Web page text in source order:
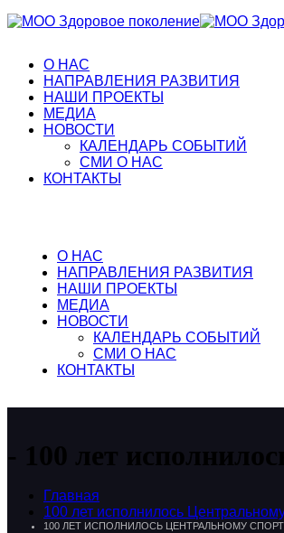
О НАС
НАПРАВЛЕНИЯ РАЗВИТИЯ
НАШИ ПРОЕКТЫ
МЕДИА
НОВОСТИ
КАЛЕНДАРЬ СОБЫТИЙ
СМИ О НАС
КОНТАКТЫ
О НАС
НАПРАВЛЕНИЯ РАЗВИТИЯ
НАШИ ПРОЕКТЫ
МЕДИА
НОВОСТИ
КАЛЕНДАРЬ СОБЫТИЙ
СМИ О НАС
КОНТАКТЫ
100 лет
Главная
100 лет исполнилось
100 ЛЕТ ИСПОЛНИЛОСЬ ЦЕНТРАЛЬНОМУ